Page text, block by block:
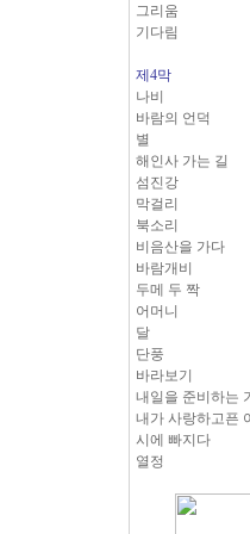
그리움
기다림
제4막
나비
바람의 언덕
별
해인사 가는 길
섬진강
막걸리
북소리
비음산을 가다
바람개비
두메 두 짝
어머니
달
단풍
바라보기
내일을 준비하는
내가 사랑하고픈
시에 빠지다
열정